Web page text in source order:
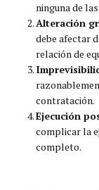
ninguna de
Alteración
debe afectar
relación de
contratación.
Ejecución
complicar la
completo.